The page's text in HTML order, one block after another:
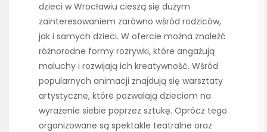
dzieci w Wrocławiu cieszą się dużym
zainteresowaniem zarówno wśród rodziców,
jak i samych dzieci. W ofercie można znaleźć
różnorodne formy rozrywki, które angażują
maluchy i rozwijają ich kreatywność. Wśród
popularnych animacji znajdują się warsztaty
artystyczne, które pozwalają dzieciom na
wyrażenie siebie poprzez sztukę. Oprócz tego
organizowane są spektakle teatralne oraz